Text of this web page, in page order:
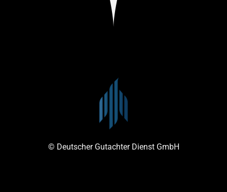
© Deutscher Gutachter Dienst GmbH